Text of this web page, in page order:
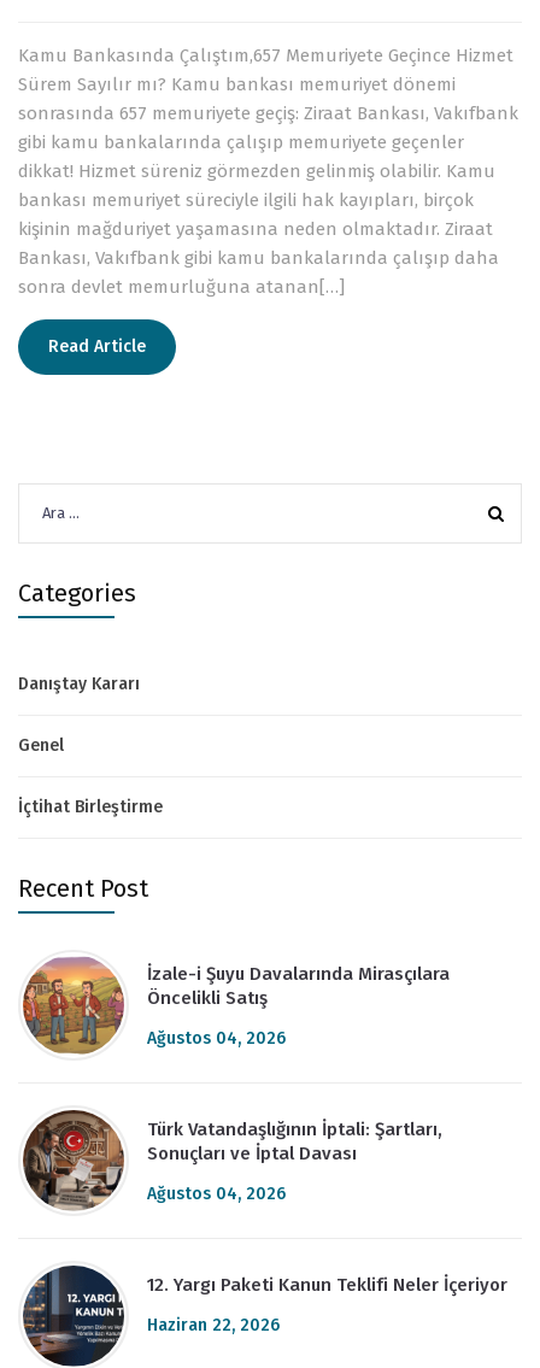
Kamu Bankasında Çalıştım,657 Memuriyete Geçince Hizmet
Sürem Sayılır mı? Kamu bankası memuriyet dönemi
sonrasında 657 memuriyete geçiş: Ziraat Bankası, Vakıfbank
gibi kamu bankalarında çalışıp memuriyete geçenler
dikkat! Hizmet süreniz görmezden gelinmiş olabilir. Kamu
bankası memuriyet süreciyle ilgili hak kayıpları, birçok
kişinin mağduriyet yaşamasına neden olmaktadır. Ziraat
Bankası, Vakıfbank gibi kamu bankalarında çalışıp daha
sonra devlet memurluğuna atanan[…]
Read Article
Categories
Danıştay Kararı
Genel
İçtihat Birleştirme
Recent Post
İzale-i Şuyu Davalarında Mirasçılara
Öncelikli Satış
Ağustos 04, 2026
Türk Vatandaşlığının İptali: Şartları,
Sonuçları ve İptal Davası
Ağustos 04, 2026
12. Yargı Paketi Kanun Teklifi Neler İçeriyor
Haziran 22, 2026